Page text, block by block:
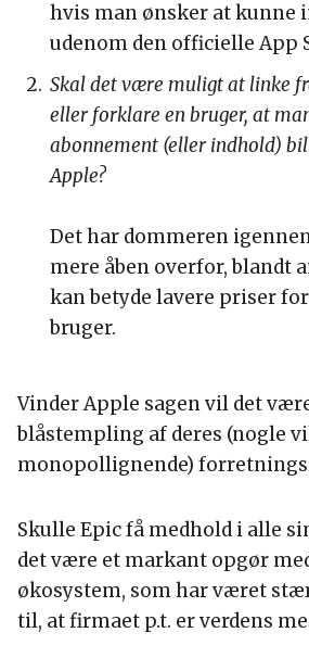
hvis man ønsker at kunne
udenom den officielle App
Skal det være muligt at linke
eller forklare en bruger, at
abonnement (eller indhold)
Apple?
Det har dommeren
mere åben overfor, blandt
kan betyde lavere priser
bruger.
Vinder Apple sagen vil det
blåstempling af deres (nogle
monopollignende)
Skulle Epic få medhold i alle
det være et markant opgør
økosystem, som har været
til, at firmaet p.t. er verdens